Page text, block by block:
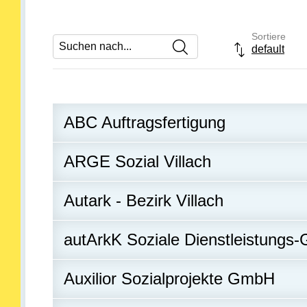
Suchen nach
Sortiere
Drop-down-
default
ABC Auftragsfertigung
ARGE Sozial Villach
Autark - Bezirk Villach
autArkK Soziale Dienstleistungs-
Auxilior Sozialprojekte GmbH